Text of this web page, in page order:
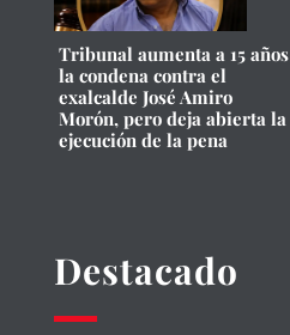
Tribunal aumenta a 15 años
la condena contra el
exalcalde José Amiro
Morón, pero deja abierta la
ejecución de la pena
Destacado